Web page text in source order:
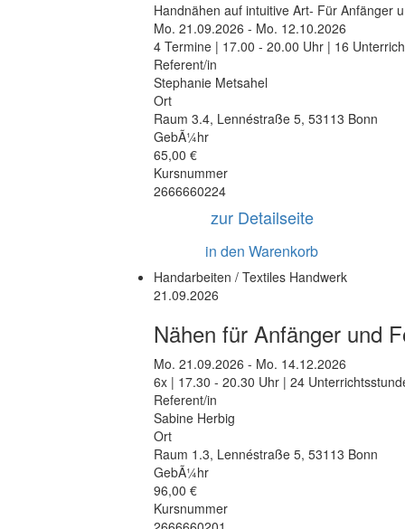
Handnähen auf intuitive Art- Für Anfänger
Mo. 21.09.2026 - Mo. 12.10.2026
4 Termine | 17.00 - 20.00 Uhr | 16
Referent/in
Stephanie Metsahel
Ort
Raum 3.4, Lennéstraße 5, 53113 Bonn
GebÃ¼hr
65,00 €
Kursnummer
2666660224
zur Detailseite
in den Warenkorb
Handarbeiten / Textiles Handwerk
21.09.2026
Nähen für Anfänger und
Mo. 21.09.2026 - Mo. 14.12.2026
6x | 17.30 - 20.30 Uhr | 24
Referent/in
Sabine Herbig
Ort
Raum 1.3, Lennéstraße 5, 53113 Bonn
GebÃ¼hr
96,00 €
Kursnummer